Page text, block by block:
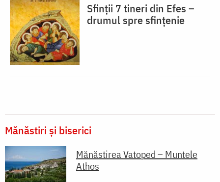
Sfinții 7 tineri din Efes –
drumul spre sfințenie
Mănăstiri și biserici
Mănăstirea Vatoped – Muntele
Athos